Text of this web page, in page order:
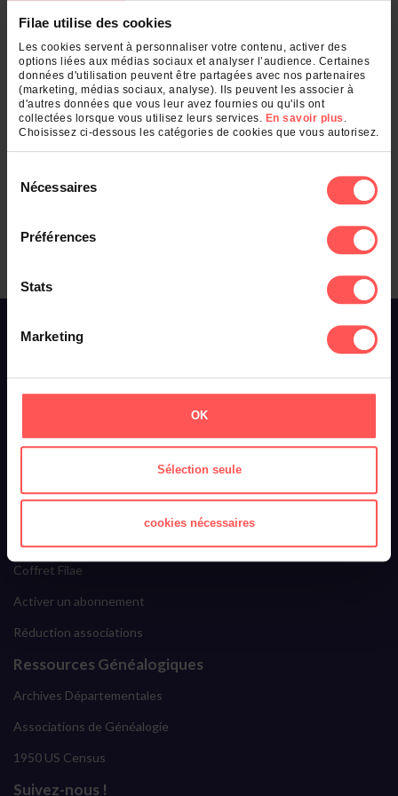
Filae utilise des cookies
Les cookies servent à personnaliser votre contenu, activer des
options liées aux médias sociaux et analyser l’audience. Certaines
données d'utilisation peuvent être partagées avec nos partenaires
(marketing, médias sociaux, analyse). Ils peuvent les associer à
d'autres données que vous leur avez fournies ou qu'ils ont
collectées lorsque vous utilisez leurs services. En savoir plus .
Choisissez ci-dessous les catégories de cookies que vous autorisez.
Nécessaires
Préférences
Stats
Marketing
OK
Sélection seule
cookies nécessaires
Toussaint Roze
Ils parlent de nous
Coffret Filae
Activer un abonnement
Réduction associations
Ressources Généalogiques
Archives Départementales
Associations de Généalogie
1950 US Census
Suivez-nous !